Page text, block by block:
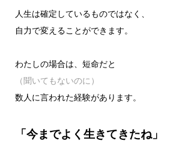
人生は確定しているものではなく、
自力で変えることができます。
わたしの場合は、短命だと
（聞いてもないのに）
数人に言われた経験があります。
「今までよく生きてきたね」